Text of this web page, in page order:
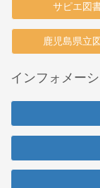
サピエ図
鹿児島県立
インフォメー